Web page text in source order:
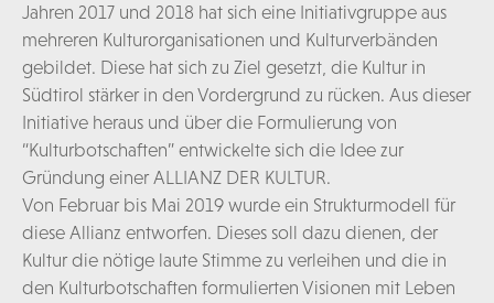
Jahren 2017 und 2018 hat sich eine Initiativgruppe aus
mehreren Kulturorganisationen und Kulturverbänden
gebildet. Diese hat sich zu Ziel gesetzt, die Kultur in
Südtirol stärker in den Vordergrund zu rücken. Aus dieser
Initiative heraus und über die Formulierung von
“Kulturbotschaften” entwickelte sich die Idee zur
Gründung einer ALLIANZ DER KULTUR.
Von Februar bis Mai 2019 wurde ein Strukturmodell für
diese Allianz entworfen. Dieses soll dazu dienen, der
Kultur die nötige laute Stimme zu verleihen und die in
den Kulturbotschaften formulierten Visionen mit Leben